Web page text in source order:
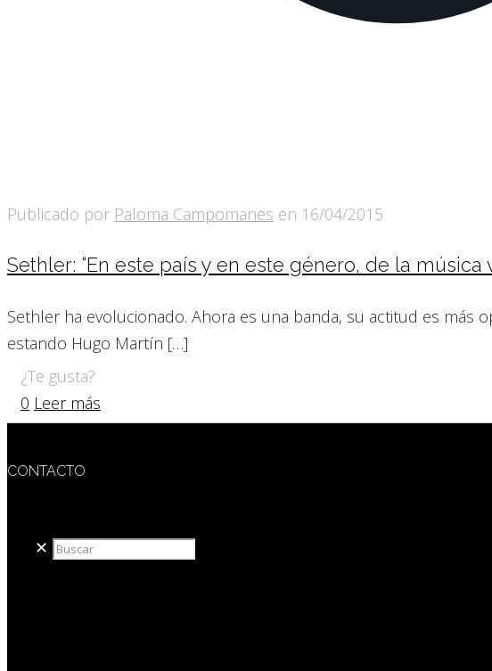
Publicado por Paloma Campomanes en 16/04/2015
Sethler: “En este país y en este género, de la música
Sethler ha evolucionado. Ahora es una banda, su actitud es más
estando Hugo Martín […]
¿Te gusta?
0 Leer más
CONTACTO
✕